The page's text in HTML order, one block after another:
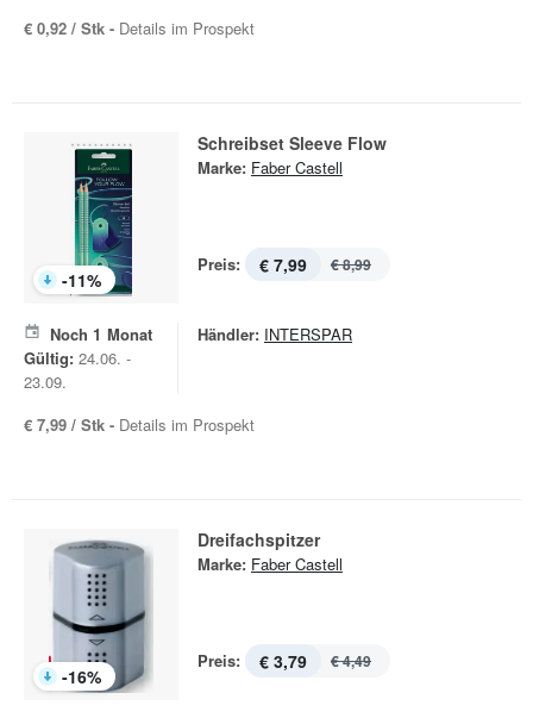
€ 0,92 / Stk - Details im Prospekt
-11%
Schreibset Sleeve Flow
Marke: Faber Castell
Preis: € 7,99 € 8,99
Noch 1 Monat
Gültig: 24.06. -
23.09.
Händler: INTERSPAR
€ 7,99 / Stk - Details im Prospekt
-16%
Dreifachspitzer
Marke: Faber Castell
Preis: € 3,79 € 4,49